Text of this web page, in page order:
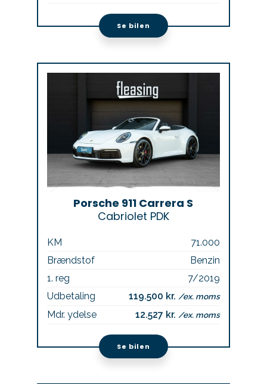
Se bilen
Porsche 911 Carrera S
Cabriolet PDK
KM
71.000
Brændstof
Benzin
1. reg
7/2019
Udbetaling
119.500 kr./ex. moms
Mdr. ydelse 12.527 kr./ex. moms
Se bilen